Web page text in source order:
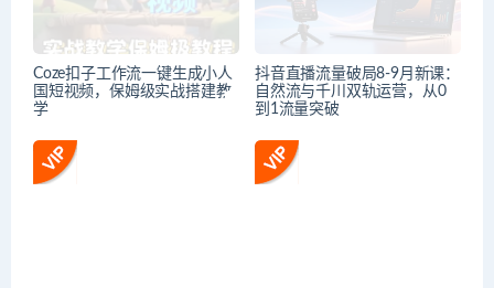
Coze扣子工作流一键生成小人
国短视频，保姆级实战搭建教
学
抖音直播流量破局8-9月新课：
自然流与千川双轨运营，从0
到1流量突破